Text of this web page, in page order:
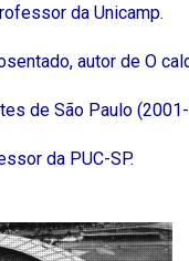
da Unicamp.
autor de O
de São Paulo
da PUC-SP.